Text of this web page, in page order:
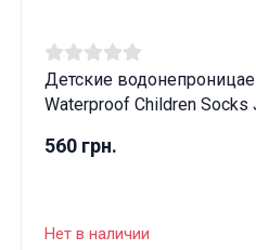
Детские
Waterproof Children Socks
560 грн.
Нет в наличии